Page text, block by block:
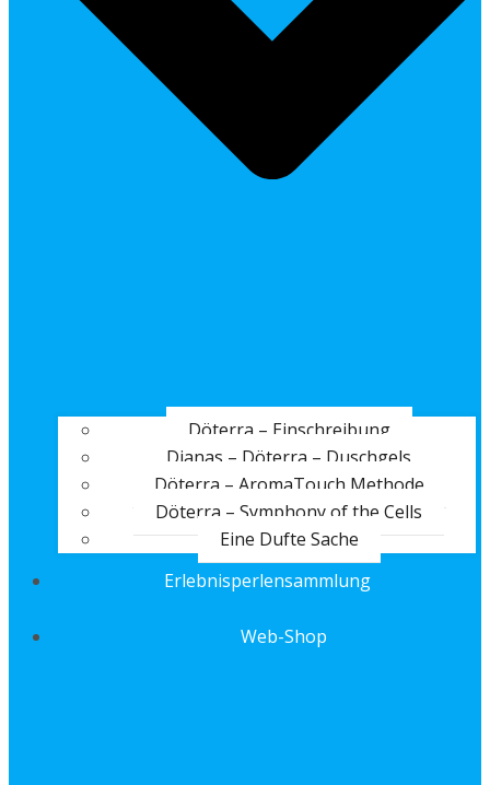
Döterra – Einschreibung
Dianas – Döterra – Duschgels
Döterra – AromaTouch Methode
Döterra – Symphony of the Cells
Eine Dufte Sache
Erlebnisperlensammlung
Web-Shop